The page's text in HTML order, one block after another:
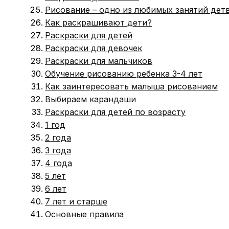
Рисование – одно из любимых занятий
Как раскрашивают дети?
Раскраски для детей
Раскраски для девочек
Раскраски для мальчиков
Обучение рисованию ребенка 3-4 лет
Как заинтересовать малыша рисованием
Выбираем карандаши
Раскраски для детей по возрасту
1 год
2 года
3 года
4 года
5 лет
6 лет
7 лет и старше
Основные правила